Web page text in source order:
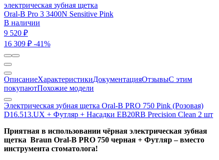
электрическая зубная щетка
Oral-B Pro 3 3400N Sensitive Pink
В наличии
9 520 ₽
16 309 ₽ -41%
ОписаниеХарактеристикиДокументацияОтзывыС этим
покупаютПохожие модели
Электрическая зубная щетка Oral-B PRO 750 Pink (Розовая)
D16.513.UX + Футляр + Насадки EB20RB Precision Clean 2 шт
Приятная в использовании чёрная электрическая зубная
щетка Braun Oral-B PRO 750 черная + Футляр – вместо
инструмента стоматолога!